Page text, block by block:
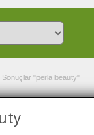
Sonuçlar "perla beauty"